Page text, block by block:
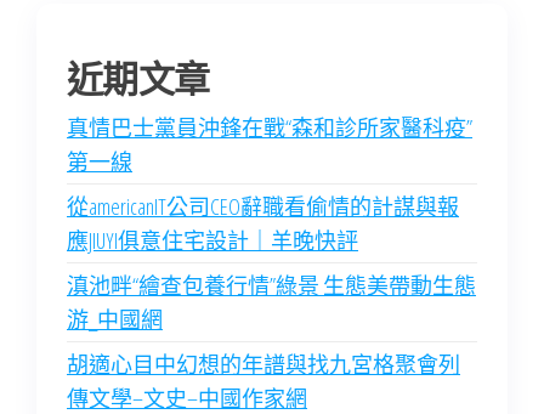
近期文章
真情巴士黨員沖鋒在戰“森和診所家醫科疫”
第一線
從americanIT公司CEO辭職看偷情的計謀與報
應JIUYI俱意住宅設計｜羊晚快評
滇池畔“繪查包養行情”綠景 生態美帶動生態
游_中國網
胡適心目中幻想的年譜與找九宮格聚會列
傳文學–文史–中國作家網